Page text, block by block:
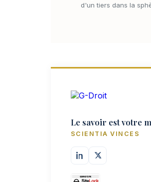
d'un tiers dans la
Le savoir est votre
SCIENTIA VINCES